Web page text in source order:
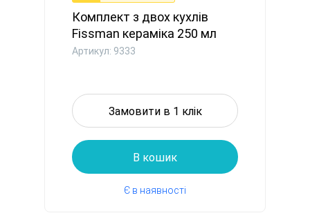
Комплект з двох кухлів
Fissman кераміка 250 мл
зел...
Артикул: 9333
Замовити в 1 клік
В кошик
Є в наявності